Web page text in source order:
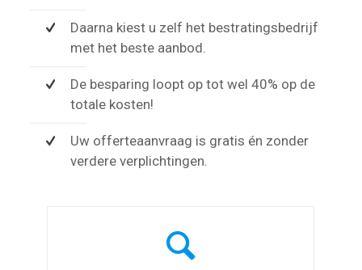
Daarna kiest u zelf het bestratingsbedrijf
met het beste aanbod.
De besparing loopt op tot wel 40% op de
totale kosten!
Uw offerteaanvraag is gratis én zonder
verdere verplichtingen.